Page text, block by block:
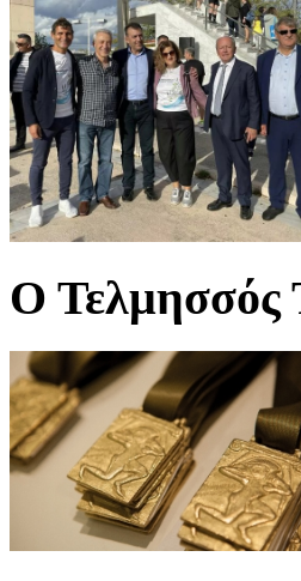
Ο Τελμησσός